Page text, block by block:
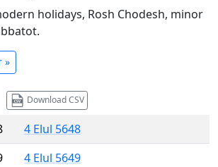
holidays, Rosh Chodesh, minor
»
Download CSV
4 Elul 5648
4 Elul 5649